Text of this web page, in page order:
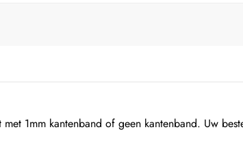
1mm kantenband of geen kantenband. Uw